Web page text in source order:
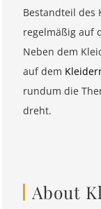
Bestandteil des
regelmäßig auf
Neben dem
auf dem
rundum die
dreht.
About